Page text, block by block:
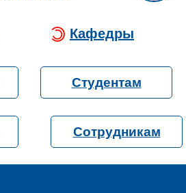
Кафедры
Студентам
Сотрудникам